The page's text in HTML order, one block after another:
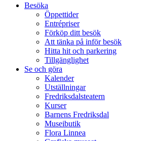
Besöka
Öppettider
Entrépriser
Förköp ditt besök
Att tänka på inför besök
Hitta hit och parkering
Tillgänglighet
Se och göra
Kalender
Utställningar
Fredriksdalsteatern
Kurser
Barnens Fredriksdal
Museibutik
Flora Linnea